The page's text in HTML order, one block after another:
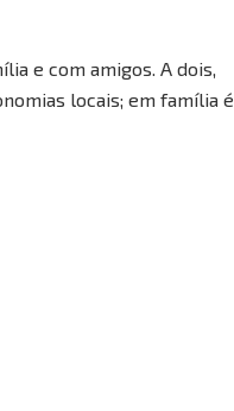
e com amigos. A dois,
locais; em família é